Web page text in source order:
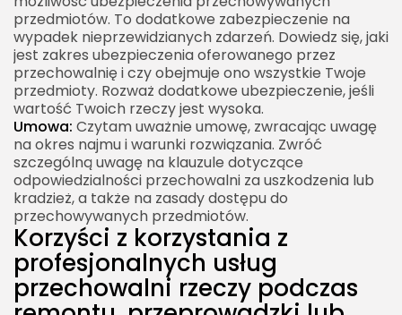
przedmiotów. To dodatkowe zabezpieczenie na
wypadek nieprzewidzianych zdarzeń. Dowiedz się, jaki
jest zakres ubezpieczenia oferowanego przez
przechowalnię i czy obejmuje ono wszystkie Twoje
przedmioty. Rozważ dodatkowe ubezpieczenie, jeśli
wartość Twoich rzeczy jest wysoka.
Umowa: Czytam uważnie umowę, zwracając uwagę
na okres najmu i warunki rozwiązania. Zwróć
szczególną uwagę na klauzule dotyczące
odpowiedzialności przechowalni za uszkodzenia lub
kradzież, a także na zasady dostępu do
przechowywanych przedmiotów.
Korzyści z korzystania z
profesjonalnych usług
przechowalni rzeczy podczas